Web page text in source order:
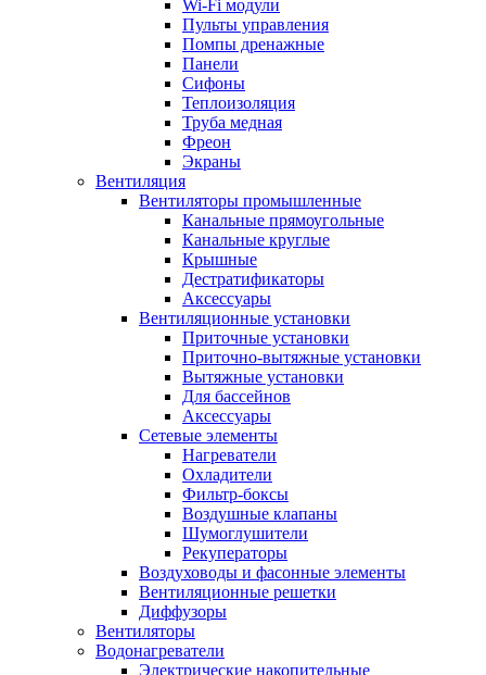
Wi-Fi модули
Пульты управления
Помпы дренажные
Панели
Сифоны
Теплоизоляция
Труба медная
Фреон
Экраны
Вентиляция
Вентиляторы промышленные
Канальные прямоугольные
Канальные круглые
Крышные
Дестратификаторы
Аксессуары
Вентиляционные установки
Приточные установки
Приточно-вытяжные установки
Вытяжные установки
Для бассейнов
Аксессуары
Сетевые элементы
Нагреватели
Охладители
Фильтр-боксы
Воздушные клапаны
Шумоглушители
Рекуператоры
Воздуховоды и фасонные элементы
Вентиляционные решетки
Диффузоры
Вентиляторы
Водонагреватели
Электрические накопительные